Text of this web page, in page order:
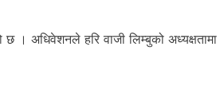
अधिवेशनले हरि वाजी लिम्बुको